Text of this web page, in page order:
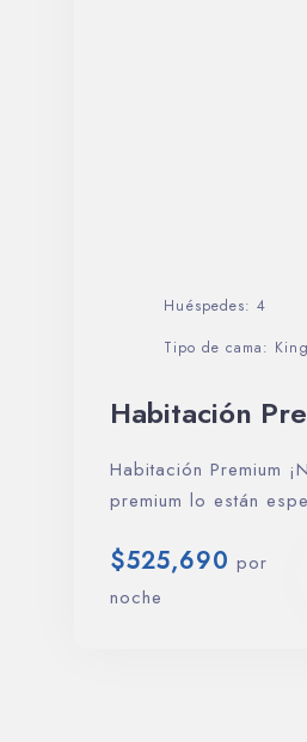
Habitación
Habitación Premium
premium lo están
Huéspedes: 4
Tipo de cama: King
$525,690 por
noche